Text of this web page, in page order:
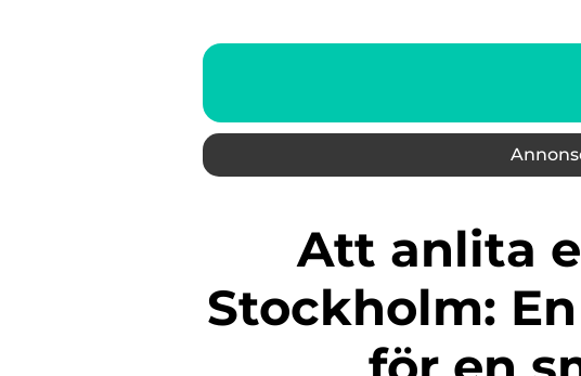
Att anlita en flyttfirma i
Stockholm: